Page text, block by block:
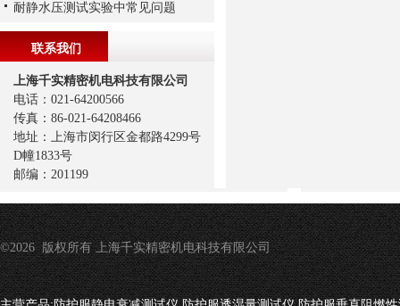
耐静水压测试实验中常见问题
联系我们
上海千实精密机电科技有限公司
电话：021-64200566
传真：86-021-64208466
地址：上海市闵行区金都路4299号
D幢1833号
邮编：201199
©2026 版权所有 上海千实精密机电科技有限公司